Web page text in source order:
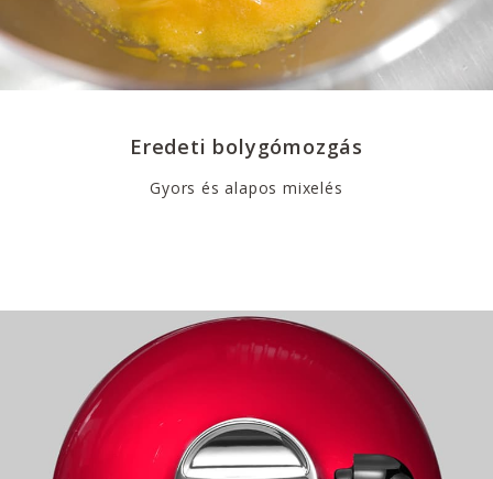
Eredeti bolygómozgás
Gyors és alapos mixelés